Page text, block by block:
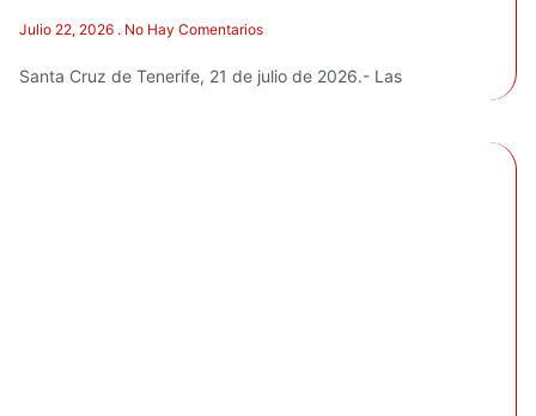
Julio 22, 2026 No Hay Comentarios
Santa Cruz de Tenerife, 21 de julio de 2026.- Las